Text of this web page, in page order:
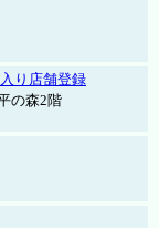
り店舗登録
の森2階